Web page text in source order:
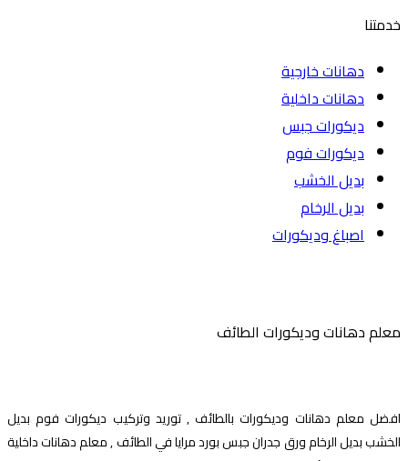
خدمتنا
دهانات خارجية
دهانات داخلية
ديكورات جبس
ديكورات فوم
بديل الخشب
بديل الرخام
اصباغ وديكورات
معلم دهانات وديكورات الطائف
افضل معلم دهانات وديكورات بالطائف , توريد وتركيب ديكورات فوم بديل
الخشب بديل الرخام ورق جدران جبس بورد مرايا في الطائف , معلم دهانات داخلية